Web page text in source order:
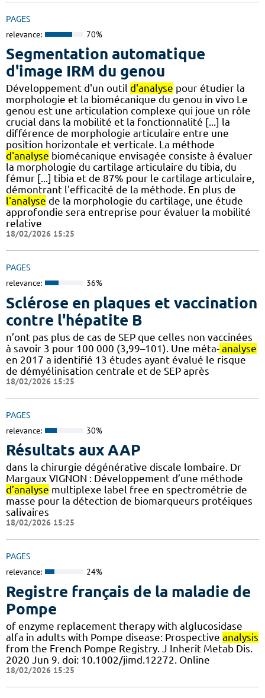
PAGES
relevance: 70%
Segmentation automatique
d'image IRM du genou
Développement d'un outil d'analyse pour étudier la
morphologie et la biomécanique du genou in vivo Le
genou est une articulation complexe qui joue un rôle
crucial dans la mobilité et la fonctionnalité [...] la
différence de morphologie articulaire entre une
position horizontale et verticale. La méthode
d'analyse biomécanique envisagée consiste à évaluer
la morphologie du cartilage articulaire du tibia, du
fémur [...] tibia et de 87% pour le cartilage articulaire,
démontrant l'efficacité de la méthode. En plus de
l'analyse de la morphologie du cartilage, une étude
approfondie sera entreprise pour évaluer la mobilité
relative
18/02/2026 15:25
PAGES
relevance: 36%
Sclérose en plaques et vaccination
contre l'hépatite B
n’ont pas plus de cas de SEP que celles non vaccinées
à savoir 3 pour 100 000 (3,99–101). Une méta- analyse
en 2017 a identifié 13 études ayant évalué le risque
de démyélinisation centrale et de SEP après
18/02/2026 15:25
PAGES
relevance: 30%
Résultats aux AAP
dans la chirurgie dégénérative discale lombaire. Dr
Margaux VIGNON : Développement d’une méthode
d’analyse multiplexe label free en spectrométrie de
masse pour la détection de biomarqueurs protéiques
salivaires
18/02/2026 15:25
PAGES
relevance: 24%
Registre français de la maladie de
Pompe
of enzyme replacement therapy with alglucosidase
alfa in adults with Pompe disease: Prospective analysis
from the French Pompe Registry. J Inherit Metab Dis.
2020 Jun 9. doi: 10.1002/jimd.12272. Online
18/02/2026 15:25